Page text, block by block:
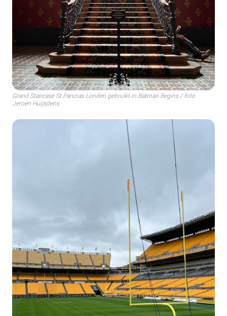
Grand Staircase St Pancras Londen gebruikt in Batman Begins / foto
Jeroen Huijsdens